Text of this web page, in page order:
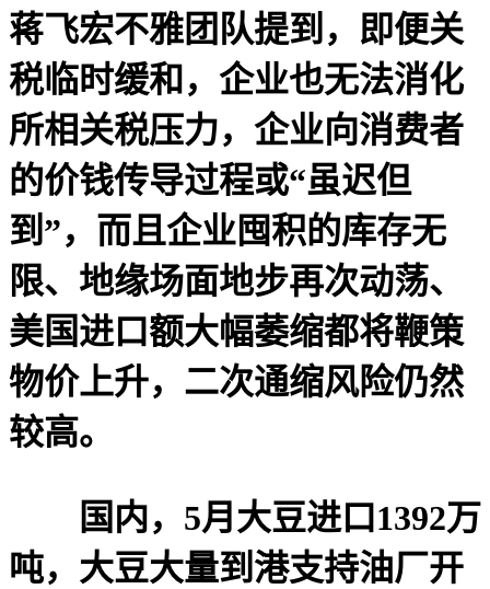
蒋飞宏不雅团队提到，即便关
税临时缓和，企业也无法消化
所相关税压力，企业向消费者
的价钱传导过程或“虽迟但
到”，而且企业囤积的库存无
限、地缘场面地步再次动荡、
美国进口额大幅萎缩都将鞭策
物价上升，二次通缩风险仍然
较高。
国内，5月大豆进口1392万
吨，大豆大量到港支持油厂开